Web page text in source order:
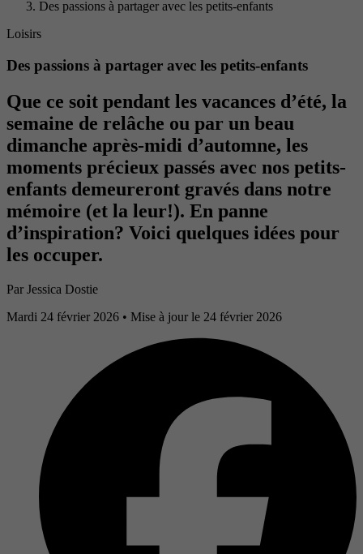
Des passions à partager avec les petits-enfants
Loisirs
Des passions à partager avec les petits-enfants
Que ce soit pendant les vacances d’été, la
semaine de relâche ou par un beau
dimanche après-midi d’automne, les
moments précieux passés avec nos petits-
enfants demeureront gravés dans notre
mémoire (et la leur!). En panne
d’inspiration? Voici quelques idées pour
les occuper.
Par Jessica Dostie
Mardi 24 février 2026 • Mise à jour le 24 février 2026